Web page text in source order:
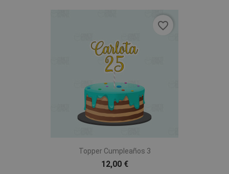
Topper Cumpleaños 3
12,00 €
favorite_border